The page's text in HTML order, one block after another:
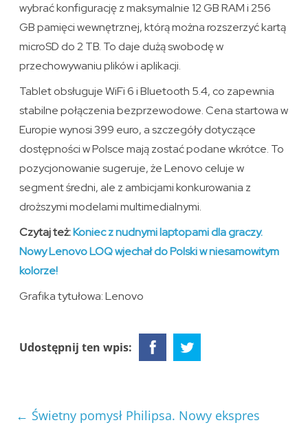
wybrać konfigurację z maksymalnie 12 GB RAM i 256
GB pamięci wewnętrznej, którą można rozszerzyć kartą
microSD do 2 TB. To daje dużą swobodę w
przechowywaniu plików i aplikacji.
Tablet obsługuje WiFi 6 i Bluetooth 5.4, co zapewnia
stabilne połączenia bezprzewodowe. Cena startowa w
Europie wynosi 399 euro, a szczegóły dotyczące
dostępności w Polsce mają zostać podane wkrótce. To
pozycjonowanie sugeruje, że Lenovo celuje w
segment średni, ale z ambicjami konkurowania z
droższymi modelami multimedialnymi.
Czytaj też:Koniec z nudnymi laptopami dla graczy.
Nowy Lenovo LOQ wjechał do Polski w niesamowitym
kolorze!
Grafika tytułowa: Lenovo
Udostępnij ten wpis:
← Świetny pomysł Philipsa. Nowy ekspres